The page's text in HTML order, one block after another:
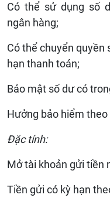
Có thể sử dụng số
ngân hàng;
Có thể chuyển quyền
hạn thanh toán;
Bảo mật số dư có
Hưởng bảo hiểm
Đặc tính:
Mở tài khoản gửi tiền
Tiền gửi có kỳ hạn